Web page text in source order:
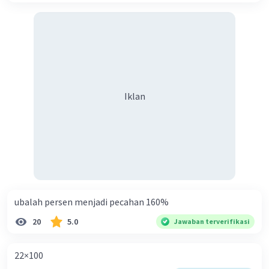
Iklan
ubalah persen menjadi pecahan 160%
20 5.0 Jawaban terverifikasi
22×100